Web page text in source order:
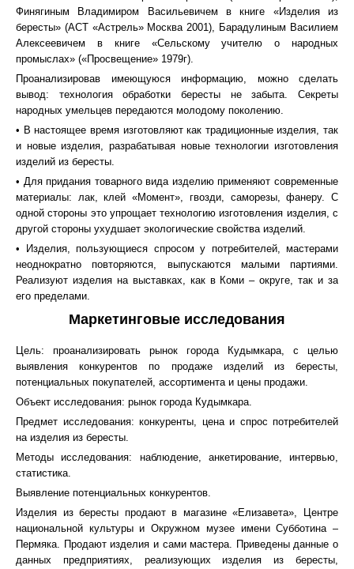
Финягиным Владимиром Васильевичем в книге «Изделия из
бересты» (АСТ «Астрель» Москва 2001), Барадулиным Василием
Алексеевичем в книге «Сельскому учителю о народных
промыслах» («Просвещение» 1979г).
Проанализировав имеющуюся информацию, можно сделать
вывод: технология обработки бересты не забыта. Секреты
народных умельцев передаются молодому поколению.
• В настоящее время изготовляют как традиционные изделия, так
и новые изделия, разрабатывая новые технологии изготовления
изделий из бересты.
• Для придания товарного вида изделию применяют современные
материалы: лак, клей «Момент», гвозди, саморезы, фанеру. С
одной стороны это упрощает технологию изготовления изделия, с
другой стороны ухудшает экологические свойства изделий.
• Изделия, пользующиеся спросом у потребителей, мастерами
неоднократно повторяются, выпускаются малыми партиями.
Реализуют изделия на выставках, как в Коми – округе, так и за
его пределами.
Маркетинговые исследования
Цель: проанализировать рынок города Кудымкара, с целью
выявления конкурентов по продаже изделий из бересты,
потенциальных покупателей, ассортимента и цены продажи.
Объект исследования: рынок города Кудымкара.
Предмет исследования: конкуренты, цена и спрос потребителей
на изделия из бересты.
Методы исследования: наблюдение, анкетирование, интервью,
статистика.
Выявление потенциальных конкурентов.
Изделия из бересты продают в магазине «Елизавета», Центре
национальной культуры и Окружном музее имени Субботина –
Пермяка. Продают изделия и сами мастера. Приведены данные о
данных предприятиях, реализующих изделия из бересты,